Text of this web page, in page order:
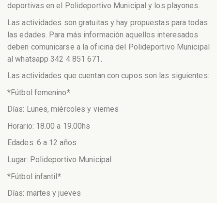
deportivas en el Polideportivo Municipal y los playones.
Las actividades son gratuitas y hay propuestas para todas
las edades. Para más información aquellos interesados
deben comunicarse a la oficina del Polideportivo Municipal
al whatsapp 342 4 851 671.
Las actividades que cuentan con cupos son las siguientes:
*Fútbol femenino*
Días: Lunes, miércoles y viernes
Horario: 18.00 a 19.00hs
Edades: 6 a 12 años
Lugar: Polideportivo Municipal
*Fútbol infantil*
Días: martes y jueves